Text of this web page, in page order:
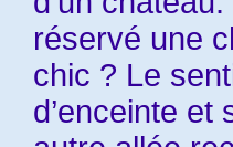
réservé une
chic ? Le
d’enceinte et